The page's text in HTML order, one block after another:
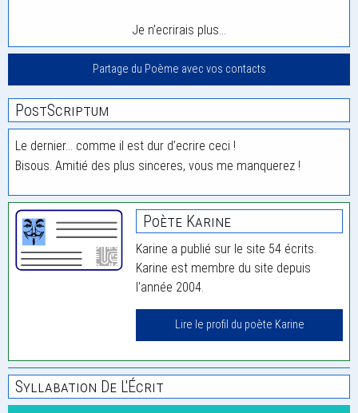
Je n’ecrirais plus…
Partage du Poème avec vos contacts
PostScriptum
Le dernier… comme il est dur d’ecrire ceci !
Bisous. Amitié des plus sinceres, vous me manquerez !
Poète Karine
Karine a publié sur le site 54 écrits.
Karine est membre du site depuis
l'année 2004.
Lire le profil du poète Karine
Syllabation De L'Écrit